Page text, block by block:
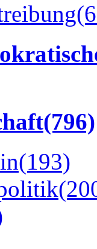
(796)
(193)